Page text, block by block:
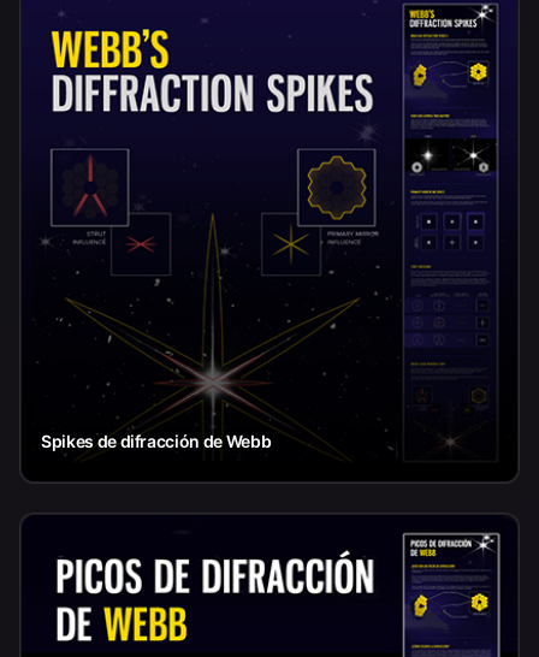
Spikes de difracción de Webb